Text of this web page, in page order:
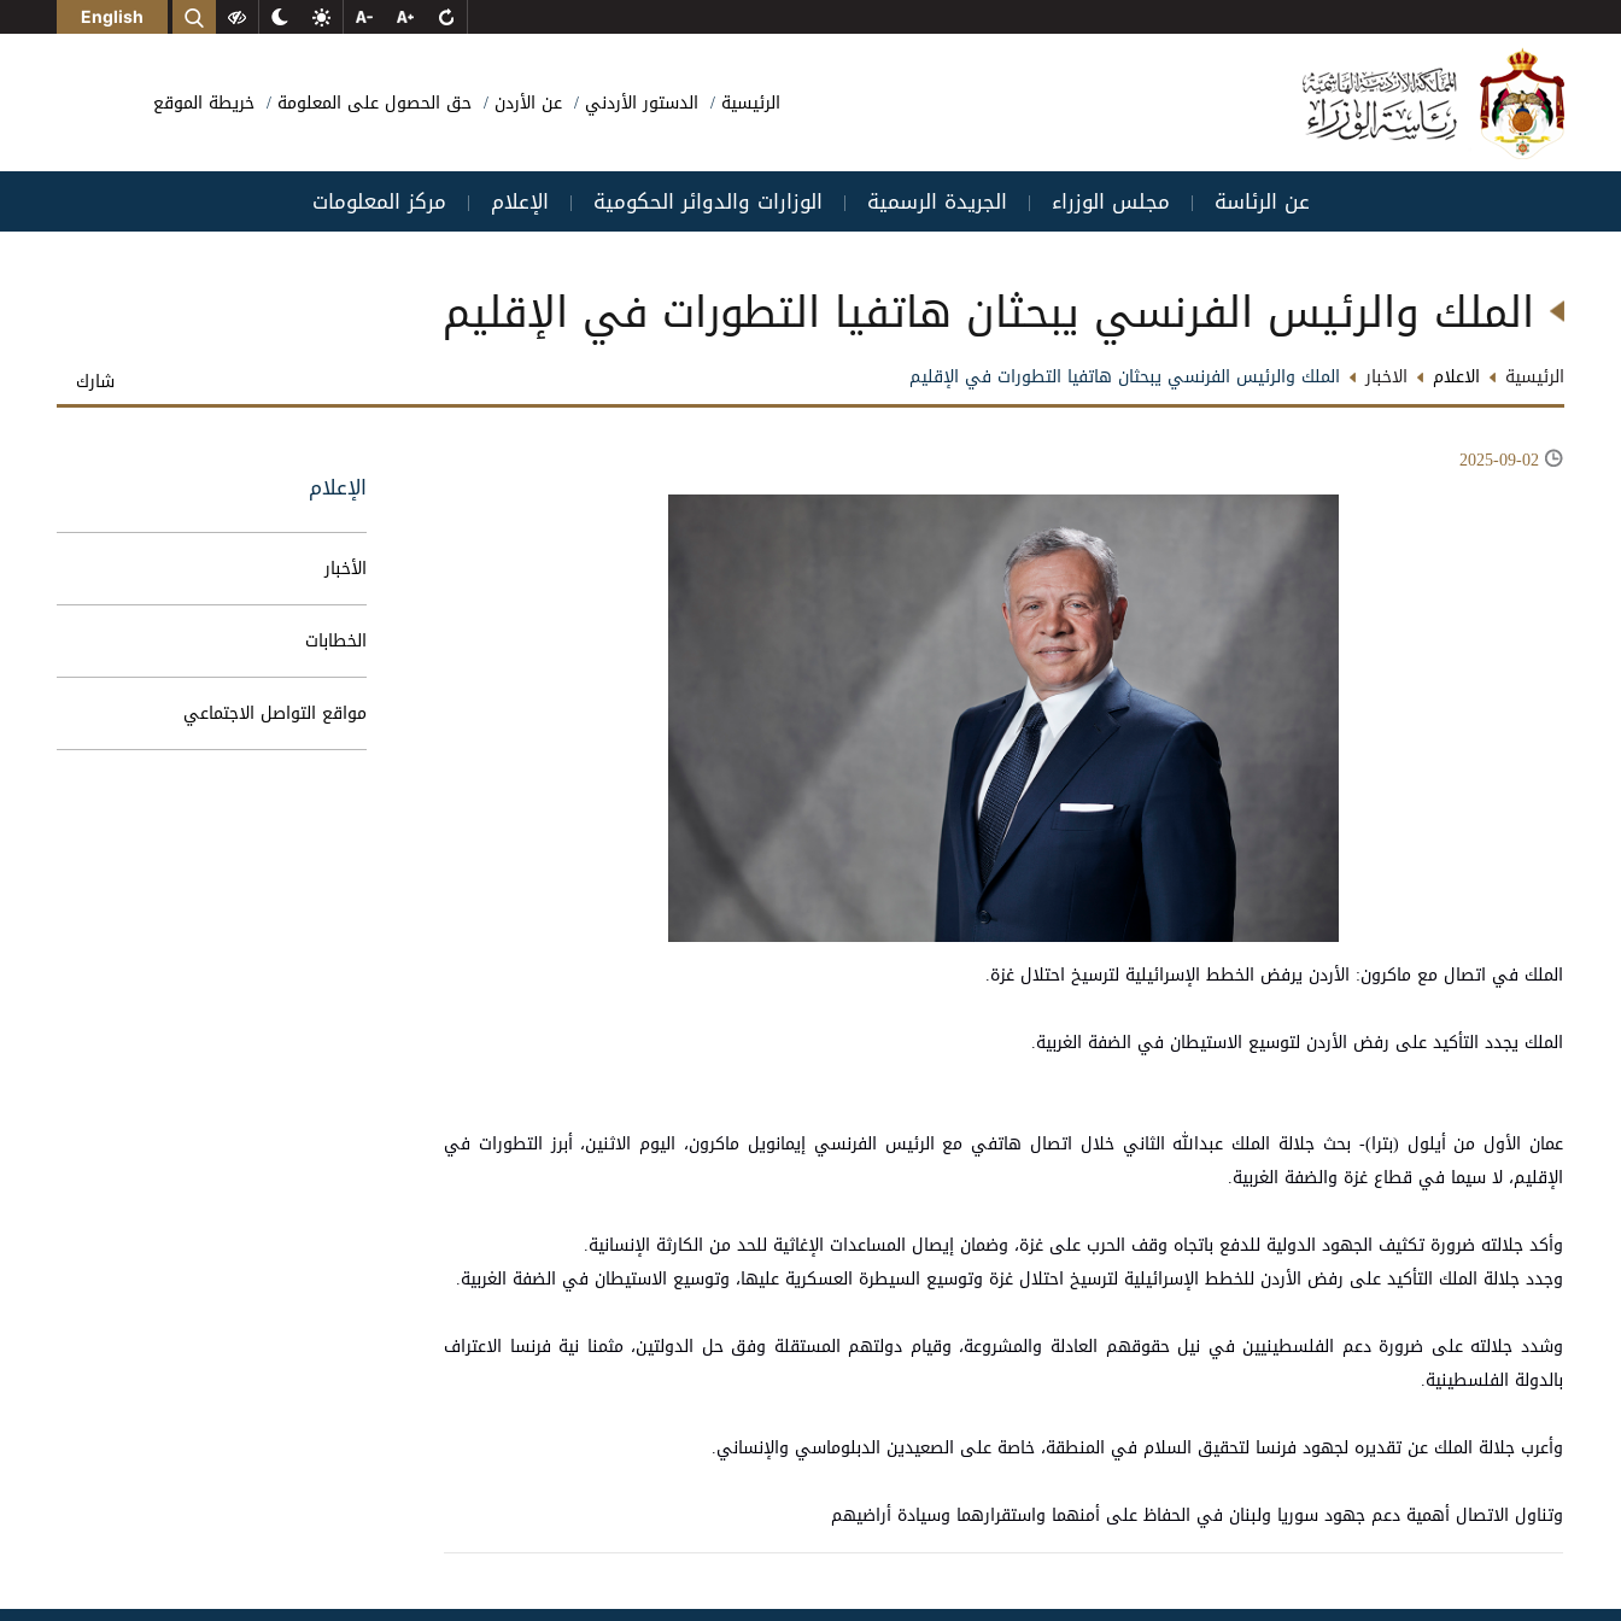
English
الرئيسية الدستور الأردني عن الأردن حق الحصول على المعلومة خريطة الموقع
عن الرئاسة | مجلس الوزراء | الجريدة الرسمية | الوزارات والدوائر الحكومية | الإعلام | مركز المعلومات
الملك والرئيس الفرنسي يبحثان هاتفيا التطورات في الإقليم
الرئيسية الاعلام الاخبار الملك والرئيس الفرنسي يبحثان هاتفيا التطورات في الإقليم شارك
الملك في اتصال مع ماكرون: الأردن يرفض الخطط الإسرائيلية لترسيخ احتلال غزة.
الملك يجدد التأكيد على رفض الأردن لتوسيع الاستيطان في الضفة الغربية.
عمان الأول من أيلول (بترا)- بحث جلالة الملك عبدالله الثاني خلال اتصال هاتفي مع الرئيس الفرنسي إيمانويل ماكرون، اليوم الاثنين، أبرز التطورات في
الإقليم، لا سيما في قطاع غزة والضفة الغربية.
وأكد جلالته ضرورة تكثيف الجهود الدولية للدفع باتجاه وقف الحرب على غزة، وضمان إيصال المساعدات الإغاثية للحد من الكارثة الإنسانية.
وجدد جلالة الملك التأكيد على رفض الأردن للخطط الإسرائيلية لترسيخ احتلال غزة وتوسيع السيطرة العسكرية عليها، وتوسيع الاستيطان في الضفة الغربية.
وشدد جلالته على ضرورة دعم الفلسطينيين في نيل حقوقهم العادلة والمشروعة، وقيام دولتهم المستقلة وفق حل الدولتين، مثمنا نية فرنسا الاعتراف
بالدولة الفلسطينية.
وأعرب جلالة الملك عن تقديره لجهود فرنسا لتحقيق السلام في المنطقة، خاصة على الصعيدين الدبلوماسي والإنساني.
وتناول الاتصال أهمية دعم جهود سوريا ولبنان في الحفاظ على أمنهما واستقرارهما وسيادة أراضيهم
الإعلام
الأخبار
الخطابات
مواقع التواصل الاجتماعي